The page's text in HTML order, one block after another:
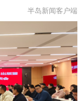
半岛新闻客户端